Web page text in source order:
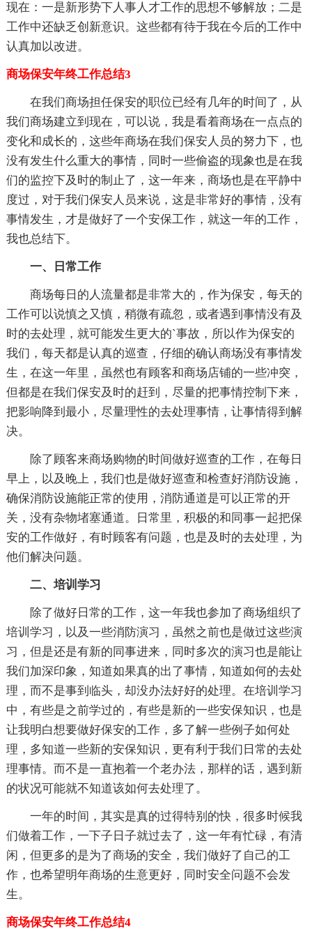
现在：一是新形势下人事人才工作的思想不够解放；二是
工作中还缺乏创新意识。这些都有待于我在今后的工作中
认真加以改进。
商场保安年终工作总结3
在我们商场担任保安的职位已经有几年的时间了，从
我们商场建立到现在，可以说，我是看着商场在一点点的
变化和成长的，这些年商场在我们保安人员的努力下，也
没有发生什么重大的事情，同时一些偷盗的现象也是在我
们的监控下及时的制止了，这一年来，商场也是在平静中
度过，对于我们保安人员来说，这是非常好的事情，没有
事情发生，才是做好了一个安保工作，就这一年的工作，
我也总结下。
一、日常工作
商场每日的人流量都是非常大的，作为保安，每天的
工作可以说慎之又慎，稍微有疏忽，或者遇到事情没有及
时的去处理，就可能发生更大的`事故，所以作为保安的
我们，每天都是认真的巡查，仔细的确认商场没有事情发
生，在这一年里，虽然也有顾客和商场店铺的一些冲突，
但都是在我们保安及时的赶到，尽量的把事情控制下来，
把影响降到最小，尽量理性的去处理事情，让事情得到解
决。
除了顾客来商场购物的时间做好巡查的工作，在每日
早上，以及晚上，我们也是做好巡查和检查好消防设施，
确保消防设施能正常的使用，消防通道是可以正常的开
关，没有杂物堵塞通道。日常里，积极的和同事一起把保
安的工作做好，有时顾客有问题，也是及时的去处理，为
他们解决问题。
二、培训学习
除了做好日常的工作，这一年我也参加了商场组织了
培训学习，以及一些消防演习，虽然之前也是做过这些演
习，但是还是有新的同事进来，同时多次的演习也是能让
我们加深印象，知道如果真的出了事情，知道如何的去处
理，而不是事到临头，却没办法好好的处理。在培训学习
中，有些是之前学过的，有些是新的一些安保知识，也是
让我明白想要做好保安的工作，多了解一些例子如何处
理，多知道一些新的安保知识，更有利于我们日常的去处
理事情。而不是一直抱着一个老办法，那样的话，遇到新
的状况可能就不知道该如何去处理了。
一年的时间，其实是真的过得特别的快，很多时候我
们做着工作，一下子日子就过去了，这一年有忙碌，有清
闲，但更多的是为了商场的安全，我们做好了自己的工
作，也希望明年商场的生意更好，同时安全问题不会发
生。
商场保安年终工作总结4